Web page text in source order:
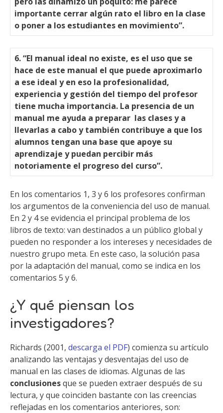
importante cerrar algún rato el libro en la clase
o poner a los estudiantes en movimiento”.
6. “El manual ideal no existe, es el uso que se
hace de este manual el que puede aproximarlo
a ese ideal y en eso la profesionalidad,
experiencia y gestión del tiempo del profesor
tiene mucha importancia. La presencia de un
manual me ayuda a preparar las clases y a
llevarlas a cabo y también contribuye a que los
alumnos tengan una base que apoye su
aprendizaje y puedan percibir más
notoriamente el progreso del curso”.
En los comentarios 1, 3 y 6 los profesores confirman
los argumentos de la conveniencia del uso de manual.
En 2 y 4 se evidencia el principal problema de los
libros de texto: van destinados a un público global y
pueden no responder a los intereses y necesidades de
nuestro grupo meta. En este caso, la solución pasa
por la adaptación del manual, como se indica en los
comentarios 5 y 6.
¿Y qué piensan los
investigadores?
Richards (2001, descarga el PDF) comienza su artículo
analizando las ventajas y desventajas del uso de
manual en las clases de idiomas. Algunas de las
conclusionesque se pueden extraer después de su
lectura, y que coinciden bastante con las creencias
reflejadas en los comentarios anteriores, son: